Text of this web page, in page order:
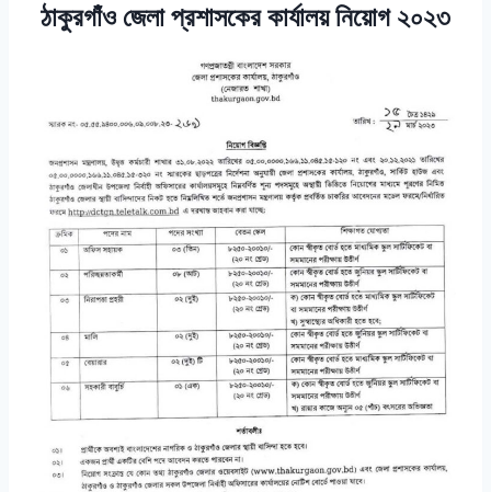
ঠাকুরগাঁও জেলা প্রশাসকের কার্যালয় নিয়োগ ২০২৩